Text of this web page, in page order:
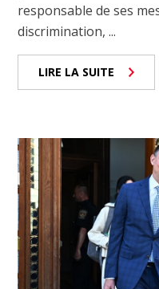
responsable de ses
discrimination, ...
LIRE LA SUITE